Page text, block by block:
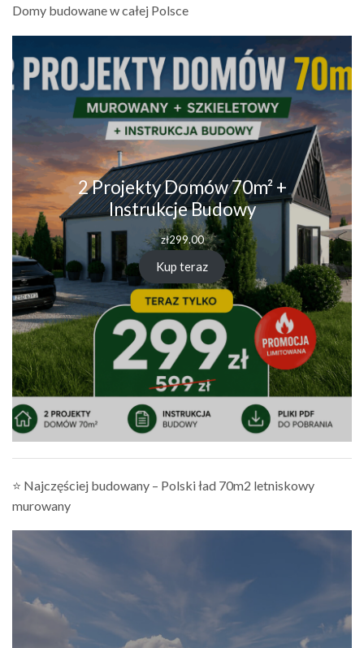
Domy budowane w całej Polsce
2 Projekty Domów 70m² +
Instrukcje Budowy
zł299.00
Kup teraz
⭐ Najczęściej budowany – Polski ład 70m2 letniskowy
murowany